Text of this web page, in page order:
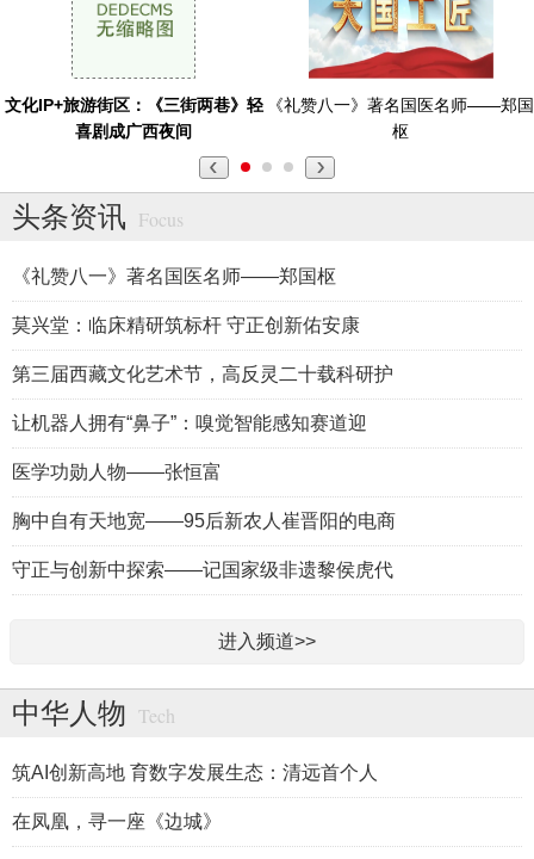
文化IP+旅游街区：《三街两巷》轻
喜剧成广西夜间
《礼赞八一》著名国医名师——郑国
枢
头条资讯 Focus
《礼赞八一》著名国医名师——郑国枢
莫兴堂：临床精研筑标杆 守正创新佑安康
第三届西藏文化艺术节，高反灵二十载科研护
让机器人拥有“鼻子”：嗅觉智能感知赛道迎
医学功勋人物——张恒富
胸中自有天地宽——95后新农人崔晋阳的电商
守正与创新中探索——记国家级非遗黎侯虎代
进入频道>>
中华人物 Tech
筑AI创新高地 育数字发展生态：清远首个人
在凤凰，寻一座《边城》